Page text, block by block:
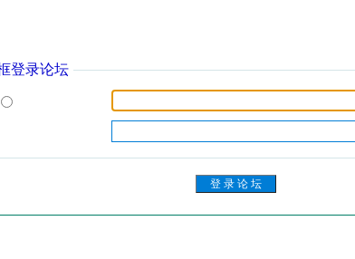
登录论坛